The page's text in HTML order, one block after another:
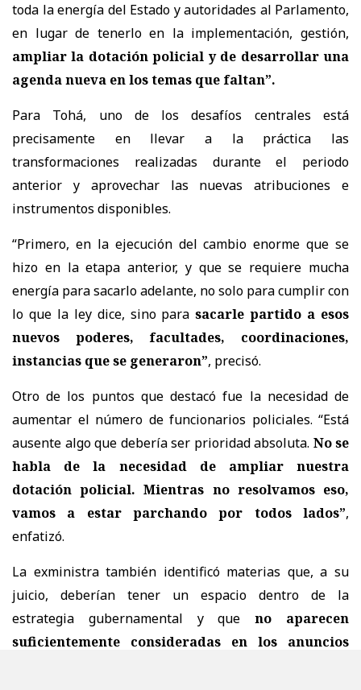
toda la energía del Estado y autoridades al Parlamento,
en lugar de tenerlo en la implementación, gestión,
ampliar la dotación policial y de desarrollar una
agenda nueva en los temas que faltan”.
Para Tohá, uno de los desafíos centrales está
precisamente en llevar a la práctica las
transformaciones realizadas durante el periodo
anterior y aprovechar las nuevas atribuciones e
instrumentos disponibles.
“Primero, en la ejecución del cambio enorme que se
hizo en la etapa anterior, y que se requiere mucha
energía para sacarlo adelante, no solo para cumplir con
lo que la ley dice, sino para sacarle partido a esos
nuevos poderes, facultades, coordinaciones,
instancias que se generaron”, precisó.
Otro de los puntos que destacó fue la necesidad de
aumentar el número de funcionarios policiales. “Está
ausente algo que debería ser prioridad absoluta. No se
habla de la necesidad de ampliar nuestra
dotación policial. Mientras no resolvamos eso,
vamos a estar parchando por todos lados”,
enfatizó.
La exministra también identificó materias que, a su
juicio, deberían tener un espacio dentro de la
estrategia gubernamental y queno aparecen
suficientemente consideradas en los anuncios